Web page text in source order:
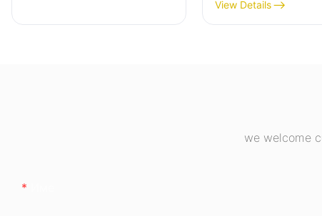
компютри с 85%
View Details
we welcome